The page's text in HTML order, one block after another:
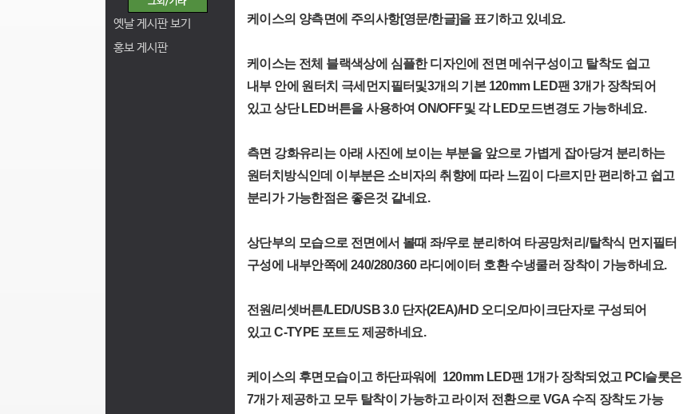
옛날 게시판 보기
홍보 게시판
케이스의 양측면에 주의사항[영문/한글]을 표기하고 있네요.
케이스는 전체 블랙색상에 심플한 디자인에 전면 메쉬구성이고 탈착도 쉽고
내부 안에 원터치 극세먼지필터및3개의 기본 120mm LED팬 3개가 장착되어
있고 상단 LED버튼을 사용하여 ON/OFF및 각 LED모드변경도 가능하네요.
측면 강화유리는 아래 사진에 보이는 부분을 앞으로 가볍게 잡아당겨 분리하는
원터치방식인데 이부분은 소비자의 취향에 따라 느낌이 다르지만 편리하고 쉽고
분리가 가능한점은 좋은것 같네요.
상단부의 모습으로 전면에서 볼때 좌/우로 분리하여 타공망처리/탈착식 먼지필터
구성에 내부안쪽에 240/280/360 라디에이터 호환 수냉쿨러 장착이 가능하네요.
전원/리셋버튼/LED/USB 3.0 단자(2EA)/HD 오디오/마이크단자로 구성되어
있고 C-TYPE 포트도 제공하네요.
케이스의 후면모습이고 하단파워에 120mm LED팬 1개가 장착되었고 PCI슬롯은
7개가 제공하고 모두 탈착이 가능하고 라이저 전환으로 VGA 수직 장착도 가능